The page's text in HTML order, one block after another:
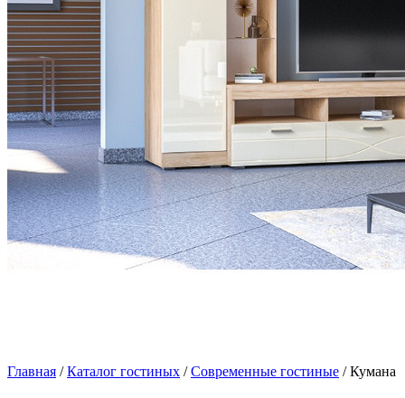
Главная /Каталог гостиных /Современные гостиные / Кумана